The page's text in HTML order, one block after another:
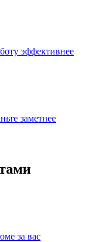
эффективнее
заметнее
за вас